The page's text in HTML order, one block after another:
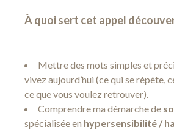
À quoi sert cet appel
Mettre des mots simples et
vivez aujourd’hui (ce qui se répète,
ce que vous voulez retrouver).
Comprendre ma démarche de
spécialisée en hypersensibilité /